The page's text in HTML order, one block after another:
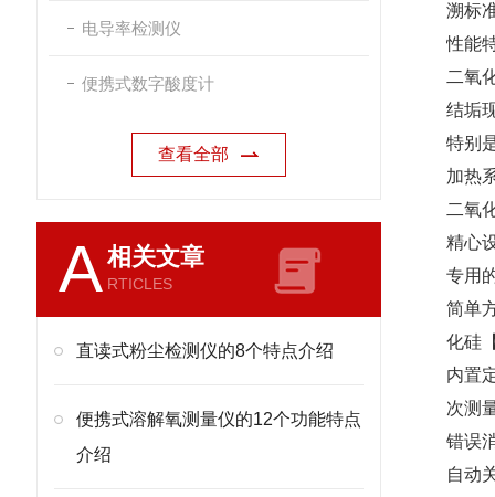
电导率检测仪
便携式数字酸度计
查看全部
A相关文章
RTICLES
直读式粉尘检测仪的8个特点介绍
便携式溶解氧测量仪的12个功能特点
介绍
溯标
性能
二氧
结垢
特别
加热
二氧
精心
专用
简单
化硅
内置
次测
错误
自动